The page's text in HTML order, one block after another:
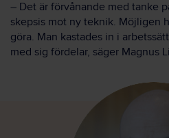
– Det är förvånande med tanke
skepsis mot ny teknik. Möjligen
göra. Man kastades in i
med sig fördelar, säger Magnus